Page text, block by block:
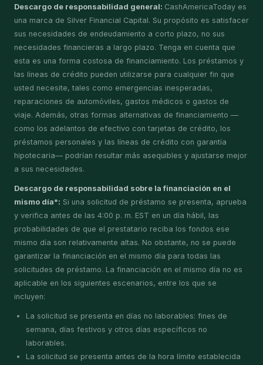
Descargo de responsabilidad general: CashAmericaToday es
una marca de Silver Financial Capital. Su propósito es satisfacer
sus necesidades de endeudamiento a corto plazo, no sus
necesidades financieras a largo plazo. Tenga en cuenta que
esta es una forma costosa de financiamiento. Los préstamos y
las líneas de crédito pueden utilizarse para cualquier fin que
usted necesite, tales como emergencias inesperadas,
reparaciones de automóviles, gastos médicos o gastos de
viaje. Además, otras formas alternativas de financiamiento —
como los adelantos de efectivo con tarjetas de crédito, los
préstamos personales y las líneas de crédito con garantía
hipotecaria— podrían resultar más asequibles y ajustarse mejor
a sus necesidades.
Descargo de responsabilidad sobre la financiación en el
mismo día*: Si una solicitud de préstamo se presenta, aprueba
y verifica antes de las 4:00 p. m. EST en un día hábil, las
probabilidades de que el prestatario reciba los fondos ese
mismo día son relativamente altas. No obstante, no se puede
garantizar la financiación en el mismo día para todas las
solicitudes de préstamo. La financiación en el mismo día no es
aplicable en los siguientes escenarios, entre los que se
incluyen:
La solicitud se presenta en días no laborables: fines de
semana, días festivos y otros días específicos no
laborables.
La solicitud se presenta antes de la hora límite establecida